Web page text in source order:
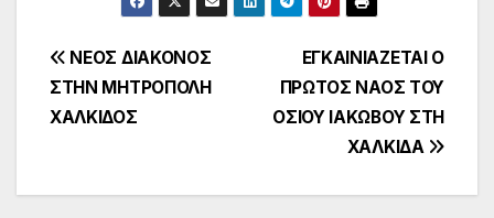
Πλοήγηση
άρθρων
ΕΓΚΑΙΝΙΑΖΕΤΑΙ Ο
ΠΡΩΤΟΣ ΝΑΟΣ ΤΟΥ
ΟΣΙΟΥ ΙΑΚΩΒΟΥ ΣΤΗ
ΧΑΛΚΙΔΑ
ΝΕΟΣ ΔΙΑΚΟΝΟΣ
ΣΤΗΝ ΜΗΤΡΟΠΟΛΗ
ΧΑΛΚΙΔΟΣ